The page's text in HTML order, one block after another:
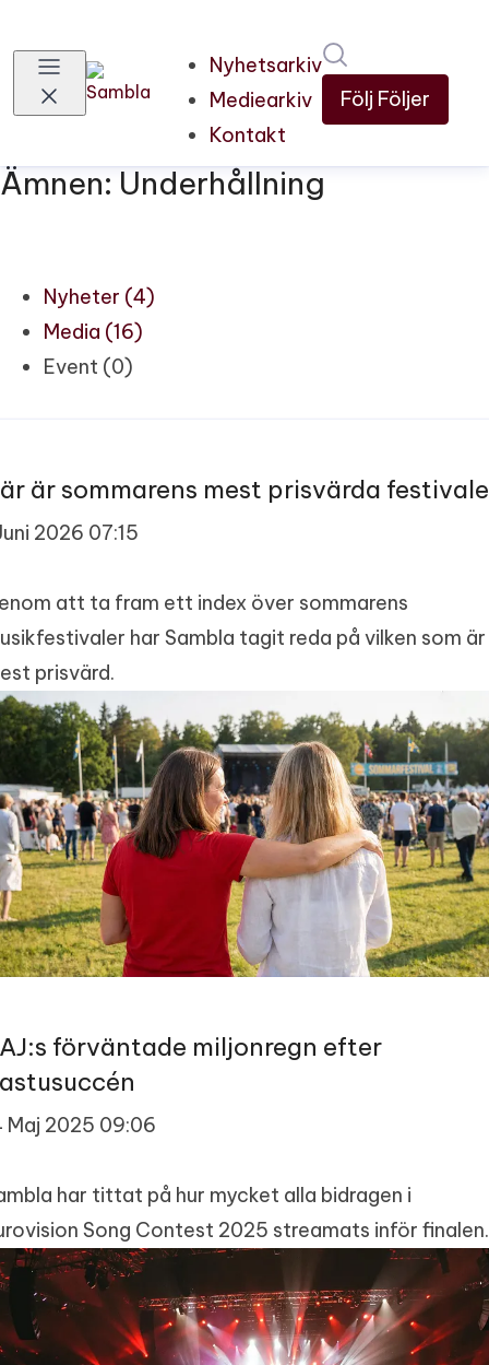
Nyhetsarkiv
Mediearkiv
Kontakt
Följ Följer
Ämnen: Underhållning
Nyheter (4)
Media (16)
Event (0)
är sommarens mest prisvärda
2026 07:15
att ta fram ett index över sommarens
har Sambla tagit reda på vilken som är
prisvärd.
förväntade miljonregn efter
Maj 2025 09:06
har tittat på hur mycket alla bidragen i
Song Contest 2025 streamats inför finalen.